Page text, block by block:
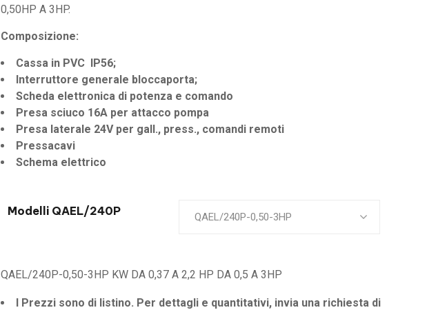
0,50HP A 3HP.
Composizione:
Cassa in PVC IP56;
Interruttore generale bloccaporta;
Scheda elettronica di potenza e comando
Presa sciuco 16A per attacco pompa
Presa laterale 24V per gall., press., comandi remoti
Pressacavi
Schema elettrico
Modelli QAEL/240P QAEL/240P-0,50-3HP
QAEL/240P-0,50-3HP KW DA 0,37 A 2,2 HP DA 0,5 A 3HP
I Prezzi sono di listino. Per dettagli e quantitativi, invia una richiesta di